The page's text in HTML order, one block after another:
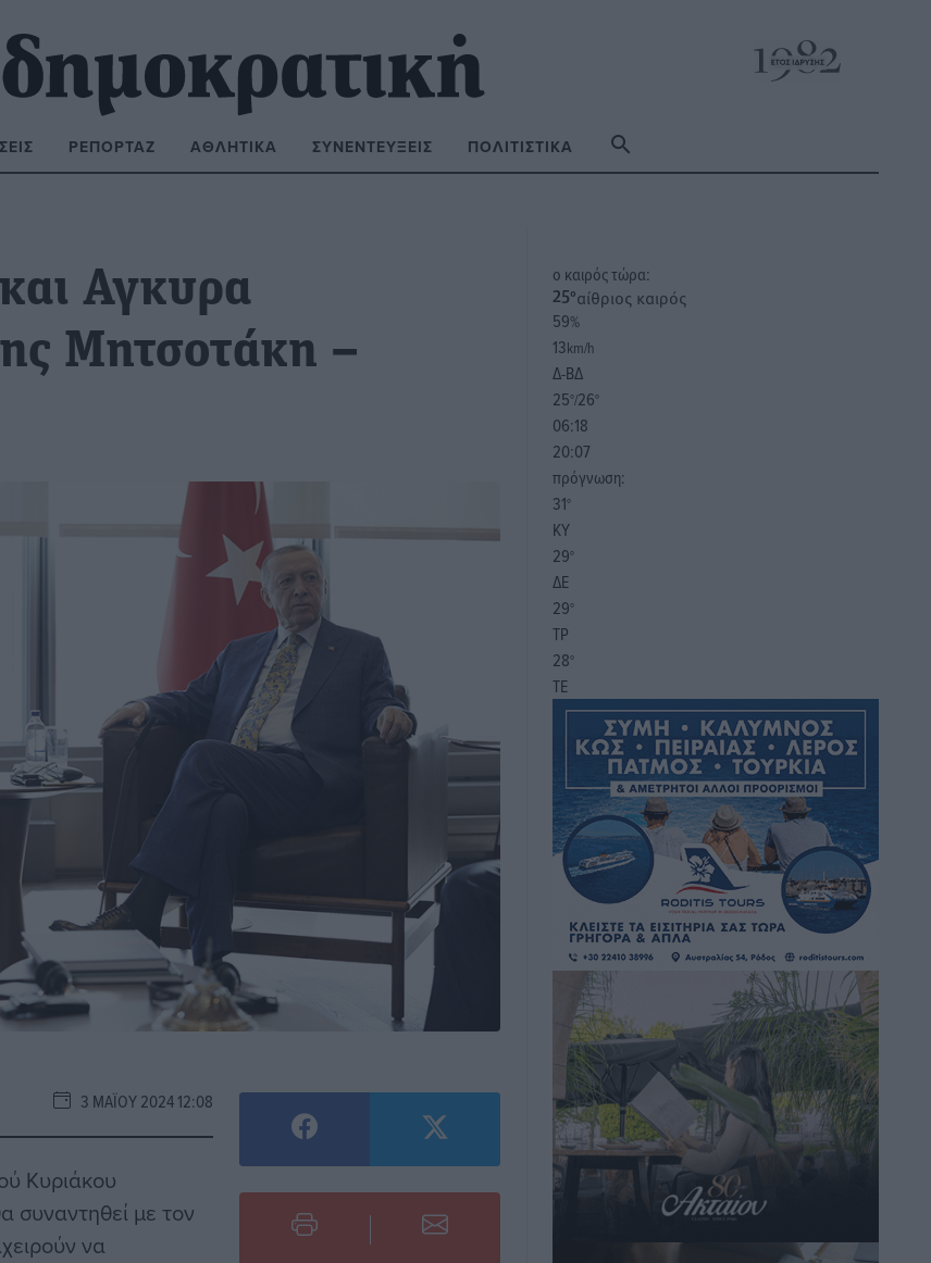
ΡΕΠΟΡΤΆΖ ΑΘΛΗΤΙΚΆ ΣΥΝΕΝΤΕΎΞΕΙΣ ΠΟΛΙΤΙΣΤΙΚΆ
Αγκυρα
Μητσοτάκη –
3 ΜΑΪ́ΟΥ 2024 12:08
Κυριάκου
συναντηθεί με τον
να
o καιρός τώρα:
25°αίθριος καιρός
59%
13km/h
Δ-ΒΔ
25°/26°
06:18
20:07
πρόγνωση:
31°
ΚΥ
29°
ΔΕ
29°
ΤΡ
28°
ΤΕ